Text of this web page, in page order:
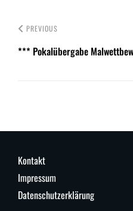
PREVIOUS
*** Pokalübergabe
Kontakt
Impressum
Datenschutzerklärung